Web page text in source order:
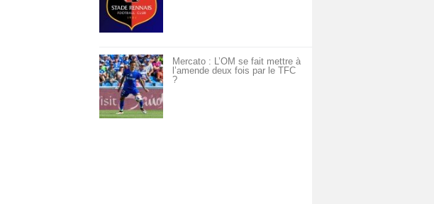
Mercato : L’OM se fait mettre à
l’amende deux fois par le TFC
?